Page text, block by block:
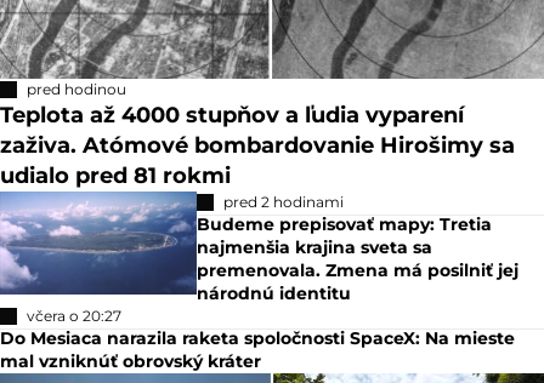
pred hodinou
Teplota až 4000 stupňov a ľudia vyparení
zaživa. Atómové bombardovanie Hirošimy sa
udialo pred 81 rokmi
pred 2 hodinami
Budeme prepisovať mapy: Tretia
najmenšia krajina sveta sa
premenovala. Zmena má posilniť jej
národnú identitu
včera o 20:27
Do Mesiaca narazila raketa spoločnosti SpaceX: Na mieste
mal vzniknúť obrovský kráter